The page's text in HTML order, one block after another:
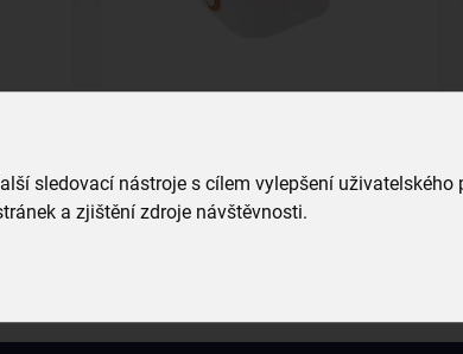
sledovací nástroje s cílem vylepšení uživatelského
a zjištění zdroje návštěvnosti.
skladem
99,00 Kč